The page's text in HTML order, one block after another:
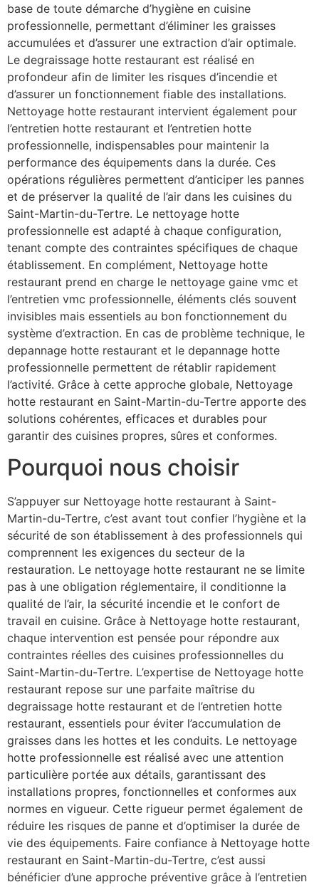
base de toute démarche d’hygiène en cuisine
professionnelle, permettant d’éliminer les graisses
accumulées et d’assurer une extraction d’air optimale.
Le degraissage hotte restaurant est réalisé en
profondeur afin de limiter les risques d’incendie et
d’assurer un fonctionnement fiable des installations.
Nettoyage hotte restaurant intervient également pour
l’entretien hotte restaurant et l’entretien hotte
professionnelle, indispensables pour maintenir la
performance des équipements dans la durée. Ces
opérations régulières permettent d’anticiper les pannes
et de préserver la qualité de l’air dans les cuisines du
Saint-Martin-du-Tertre. Le nettoyage hotte
professionnelle est adapté à chaque configuration,
tenant compte des contraintes spécifiques de chaque
établissement. En complément, Nettoyage hotte
restaurant prend en charge le nettoyage gaine vmc et
l’entretien vmc professionnelle, éléments clés souvent
invisibles mais essentiels au bon fonctionnement du
système d’extraction. En cas de problème technique, le
depannage hotte restaurant et le depannage hotte
professionnelle permettent de rétablir rapidement
l’activité. Grâce à cette approche globale, Nettoyage
hotte restaurant en Saint-Martin-du-Tertre apporte des
solutions cohérentes, efficaces et durables pour
garantir des cuisines propres, sûres et conformes.
Pourquoi nous choisir
S’appuyer sur Nettoyage hotte restaurant à Saint-
Martin-du-Tertre, c’est avant tout confier l’hygiène et la
sécurité de son établissement à des professionnels qui
comprennent les exigences du secteur de la
restauration. Le nettoyage hotte restaurant ne se limite
pas à une obligation réglementaire, il conditionne la
qualité de l’air, la sécurité incendie et le confort de
travail en cuisine. Grâce à Nettoyage hotte restaurant,
chaque intervention est pensée pour répondre aux
contraintes réelles des cuisines professionnelles du
Saint-Martin-du-Tertre. L’expertise de Nettoyage hotte
restaurant repose sur une parfaite maîtrise du
degraissage hotte restaurant et de l’entretien hotte
restaurant, essentiels pour éviter l’accumulation de
graisses dans les hottes et les conduits. Le nettoyage
hotte professionnelle est réalisé avec une attention
particulière portée aux détails, garantissant des
installations propres, fonctionnelles et conformes aux
normes en vigueur. Cette rigueur permet également de
réduire les risques de panne et d’optimiser la durée de
vie des équipements. Faire confiance à Nettoyage hotte
restaurant en Saint-Martin-du-Tertre, c’est aussi
bénéficier d’une approche préventive grâce à l’entretien